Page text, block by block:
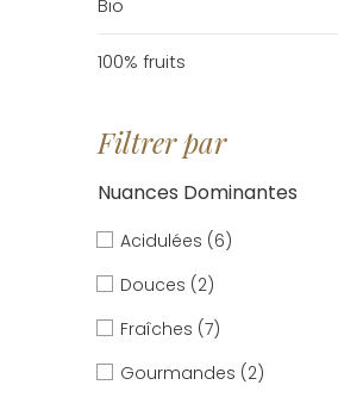
Bio
100% fruits
Filtrer par
Nuances Dominantes
Acidulées (6)
Douces (2)
Fraîches (7)
Gourmandes (2)